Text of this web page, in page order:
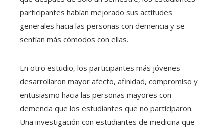
participantes habían mejorado sus actitudes
generales hacia las personas con demencia y se
sentían más cómodos con ellas.
En otro estudio, los participantes más jóvenes
desarrollaron mayor afecto, afinidad, compromiso y
entusiasmo hacia las personas mayores con
demencia que los estudiantes que no participaron.
Una investigación con estudiantes de medicina que